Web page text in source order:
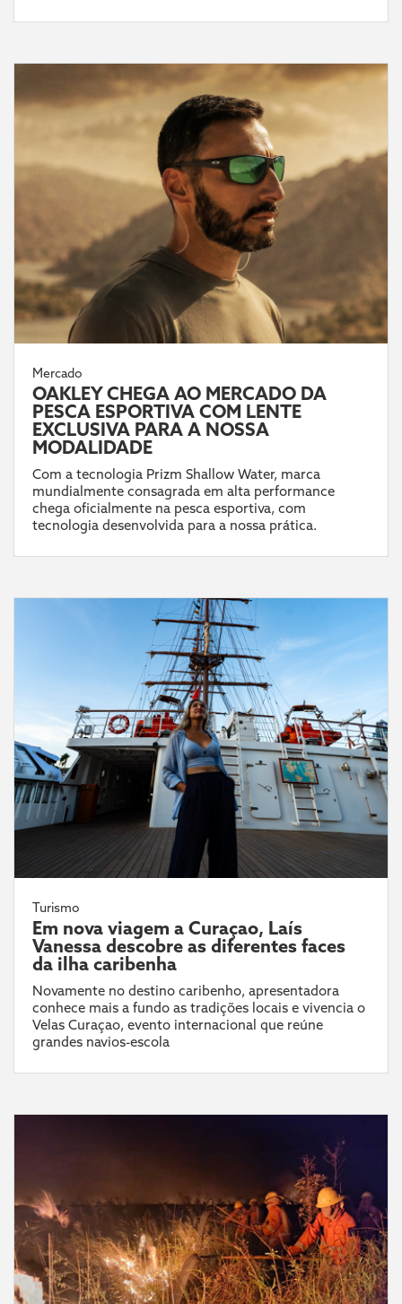
Mercado
OAKLEY CHEGA AO MERCADO DA
PESCA ESPORTIVA COM LENTE
EXCLUSIVA PARA A NOSSA
MODALIDADE
Com a tecnologia Prizm Shallow Water, marca
mundialmente consagrada em alta performance
chega oficialmente na pesca esportiva, com
tecnologia desenvolvida para a nossa prática.
Turismo
Em nova viagem a Curaçao, Laís
Vanessa descobre as diferentes faces
da ilha caribenha
Novamente no destino caribenho, apresentadora
conhece mais a fundo as tradições locais e vivencia o
Velas Curaçao, evento internacional que reúne
grandes navios-escola